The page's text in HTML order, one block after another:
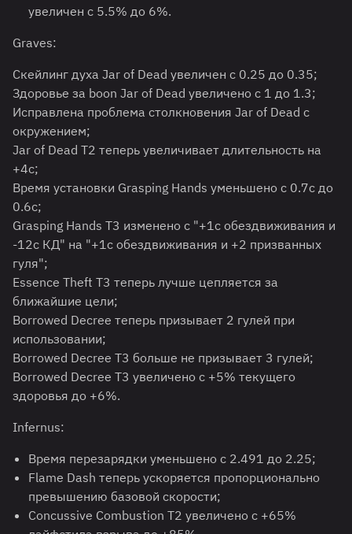
увеличен с 5.5% до 6%.
Graves:
Скейлинг духа Jar of Dead увеличен с 0.25 до 0.35;
Здоровье за boon Jar of Dead увеличено с 1 до 1.3;
Исправлена проблема столкновения Jar of Dead с
окружением;
Jar of Dead T2 теперь увеличивает длительность на
+4с;
Время установки Grasping Hands уменьшено с 0.7с до
0.6с;
Grasping Hands T3 изменено с "+1с обездвиживания и
-12с КД" на "+1с обездвиживания и +2 призванных
гуля";
Essence Theft T3 теперь лучше цепляется за
ближайшие цели;
Borrowed Decree теперь призывает 2 гулей при
использовании;
Borrowed Decree T3 больше не призывает 3 гулей;
Borrowed Decree T3 увеличено с +5% текущего
здоровья до +6%.
Infernus:
Время перезарядки уменьшено с 2.491 до 2.25;
Flame Dash теперь ускоряется пропорционально
превышению базовой скорости;
Concussive Combustion T2 увеличено с +65%